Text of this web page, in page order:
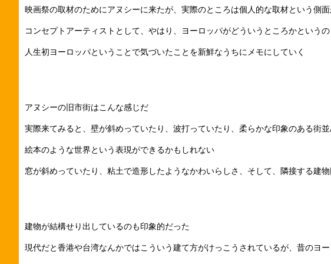
映画祭の取材のためにアヌシーに来たが、実際のところは個人的な取材という側
コンセプトアーティストとして、やはり、ヨーロッパがどういうところかという
人生初ヨーロッパということで気づいたことを新鮮なうちにメモにしていく
アヌシーの旧市街はこんな感じだ
実際来てみると、壁が斜めっていたり、波打っていたり、柔らかな印象のある街
絵本のような世界という表現ができるかもしれない
窓が斜めっていたり、粘土で造形したようなかわいらしさ、そして、隣接する建
建物が結構せり出しているのも印象的だった
現代だと香港や台湾なんかではこういう建て方がけっこうされているが、昔のヨ